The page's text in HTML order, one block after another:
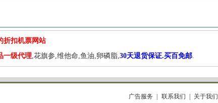
折扣机票网站
一级代理,花旗参,维他命,鱼油,卵磷脂,30天退货保证.买百免邮.
广告服务 联系我们 关于我们